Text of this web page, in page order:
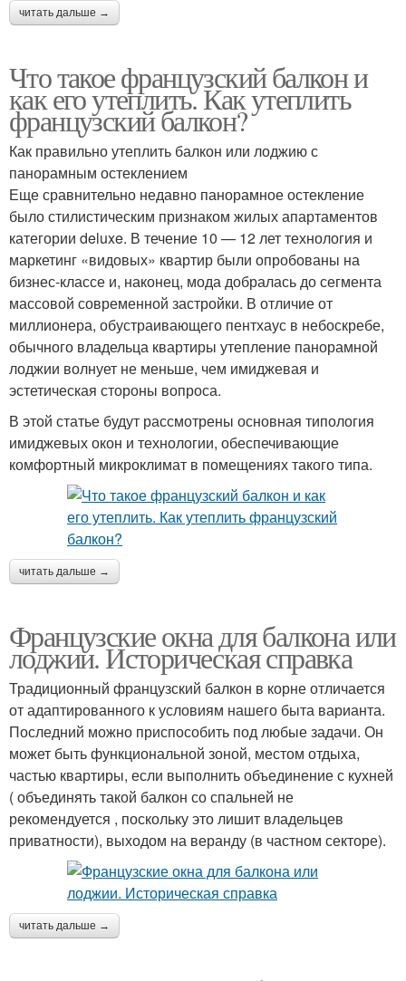
читать дальше →
Что такое французский балкон и
как его утеплить. Как утеплить
французский балкон?
Как правильно утеплить балкон или лоджию с
панорамным остеклением
Еще сравнительно недавно панорамное остекление
было стилистическим признаком жилых апартаментов
категории deluxe. В течение 10 — 12 лет технология и
маркетинг «видовых» квартир были опробованы на
бизнес-классе и, наконец, мода добралась до сегмента
массовой современной застройки. В отличие от
миллионера, обустраивающего пентхаус в небоскребе,
обычного владельца квартиры утепление панорамной
лоджии волнует не меньше, чем имиджевая и
эстетическая стороны вопроса.
В этой статье будут рассмотрены основная типология
имиджевых окон и технологии, обеспечивающие
комфортный микроклимат в помещениях такого типа.
читать дальше →
Французские окна для балкона или
лоджии. Историческая справка
Традиционный французский балкон в корне отличается
от адаптированного к условиям нашего быта варианта.
Последний можно приспособить под любые задачи. Он
может быть функциональной зоной, местом отдыха,
частью квартиры, если выполнить объединение с кухней
( объединять такой балкон со спальней не
рекомендуется , поскольку это лишит владельцев
приватности), выходом на веранду (в частном секторе).
читать дальше →